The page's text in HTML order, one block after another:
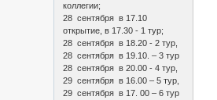
коллегии;
28 сентября в 17.10
открытие, в 17.30 - 1 тур;
28 сентября в 18.20 - 2 тур,
28 сентября в 19.10. – 3 тур
28 сентября в 20.00 - 4 тур,
29 сентября в 16.00 – 5 тур,
29 сентября в 17. 00 – 6 тур